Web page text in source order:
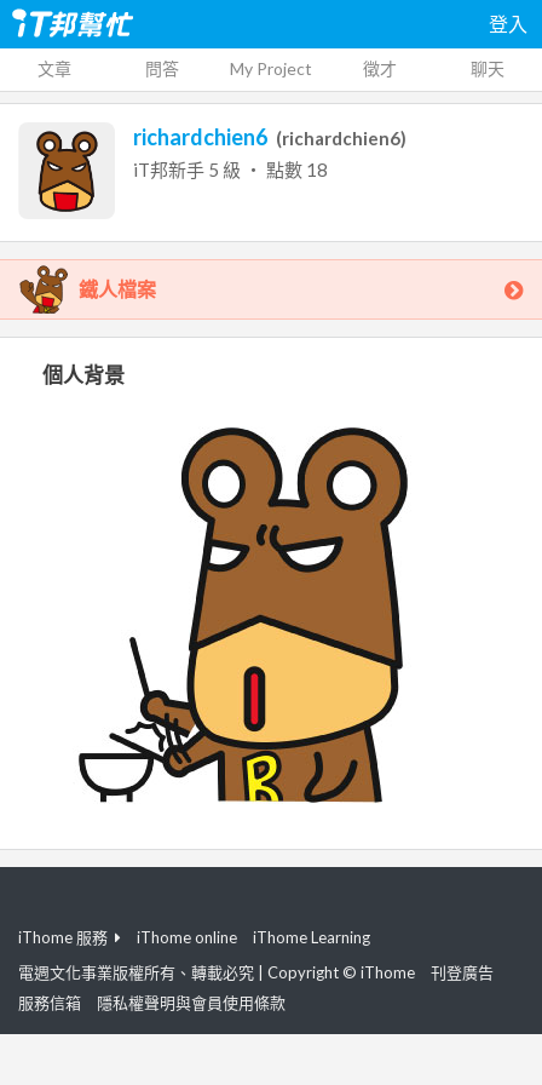
登入
文章 問答 My Project 徵才 聊天
richardchien6 (richardchien6)
iT邦新手 5 級 ‧ 點數 18
鐵人檔案
個人背景
iThome 服務 iThome online
iThome Learning
電週文化事業版權所有、轉載必究 | Copyright © iThome
刊登廣告
服務信箱
隱私權聲明與會員使用條款